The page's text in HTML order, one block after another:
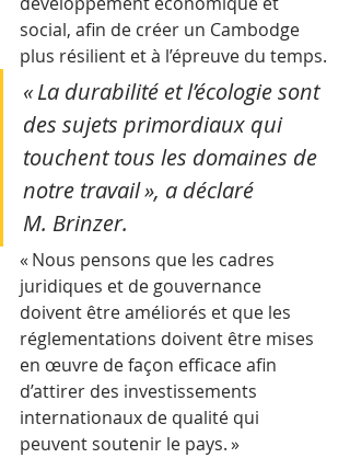
social, afin de créer un Cambodge
plus résilient et à l’épreuve du temps.
« La durabilité et l’écologie sont
des sujets primordiaux qui
touchent tous les domaines de
notre travail », a déclaré
M. Brinzer.
« Nous pensons que les cadres
juridiques et de gouvernance
doivent être améliorés et que les
réglementations doivent être mises
en œuvre de façon efficace afin
d’attirer des investissements
internationaux de qualité qui
peuvent soutenir le pays. »